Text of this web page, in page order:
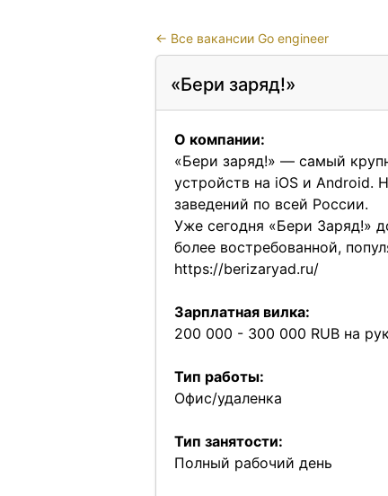
← Все вакансии Go engineer
«Бери заряд!»
О компании:
«Бери заряд!» — самый
устройств на iOS и Android.
заведений по всей России.
Уже сегодня «Бери Заряд!»
более востребованной,
https://berizaryad.ru/
Зарплатная вилка:
200 000 - 300 000 RUB на
Тип работы:
Офис/удаленка
Тип занятости:
Полный рабочий день